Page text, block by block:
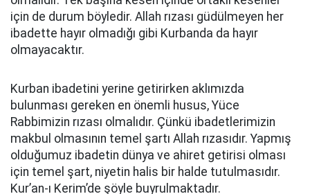
için de durum böyledir. Allah rızası güdülmeyen her
ibadette hayır olmadığı gibi Kurbanda da hayır
olmayacaktır.
Kurban ibadetini yerine getirirken aklımızda
bulunması gereken en önemli husus, Yüce
Rabbimizin rızası olmalıdır. Çünkü ibadetlerimizin
makbul olmasının temel şartı Allah rızasıdır. Yapmış
olduğumuz ibadetin dünya ve ahiret getirisi olması
için temel şart, niyetin halis bir halde tutulmasıdır.
Kur’an-ı Kerim’de şöyle buyrulmaktadır.